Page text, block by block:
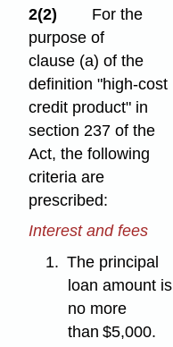
2(2)
For the
purpose of
clause (a) of the
definition "high-cost
credit product" in
section 237 of the
Act, the following
criteria are
prescribed:
Interest and fees
1. The principal
loan amount is
no more
than $5,000.